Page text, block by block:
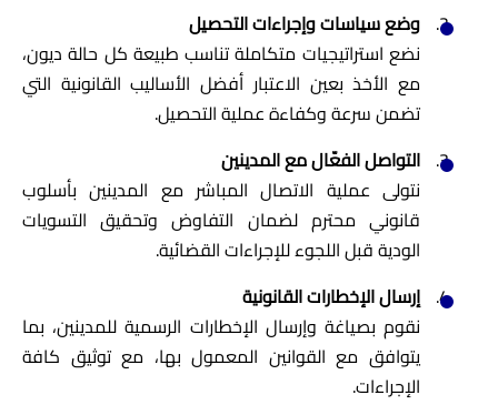
وضع سياسات وإجراءات التحصيل
نضع استراتيجيات متكاملة تناسب طبيعة كل حالة ديون،
مع الأخذ بعين الاعتبار أفضل الأساليب القانونية التي
تضمن سرعة وكفاءة عملية التحصيل.
التواصل الفعّال مع المدينين
نتولى عملية الاتصال المباشر مع المدينين بأسلوب
قانوني محترم لضمان التفاوض وتحقيق التسويات
الودية قبل اللجوء للإجراءات القضائية.
إرسال الإخطارات القانونية
نقوم بصياغة وإرسال الإخطارات الرسمية للمدينين، بما
يتوافق مع القوانين المعمول بها، مع توثيق كافة
الإجراءات.